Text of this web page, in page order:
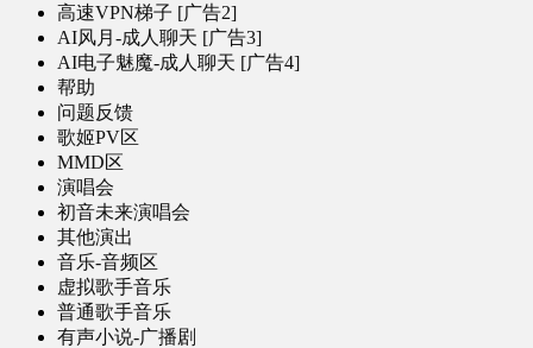
高速VPN梯子 [广告2]
AI风月-成人聊天 [广告3]
AI电子魅魔-成人聊天 [广告4]
帮助
问题反馈
歌姬PV区
MMD区
演唱会
初音未来演唱会
其他演出
音乐-音频区
虚拟歌手音乐
普通歌手音乐
有声小说-广播剧